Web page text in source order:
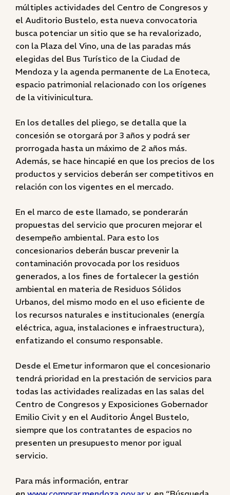
múltiples actividades del Centro de Congresos y
el Auditorio Bustelo, esta nueva convocatoria
busca potenciar un sitio que se ha revalorizado,
con la Plaza del Vino, una de las paradas más
elegidas del Bus Turístico de la Ciudad de
Mendoza y la agenda permanente de La Enoteca,
espacio patrimonial relacionado con los orígenes
de la vitivinicultura.
En los detalles del pliego, se detalla que la
concesión se otorgará por 3 años y podrá ser
prorrogada hasta un máximo de 2 años más.
Además, se hace hincapié en que los precios de los
productos y servicios deberán ser competitivos en
relación con los vigentes en el mercado.
En el marco de este llamado, se ponderarán
propuestas del servicio que procuren mejorar el
desempeño ambiental. Para esto los
concesionarios deberán buscar prevenir la
contaminación provocada por los residuos
generados, a los fines de fortalecer la gestión
ambiental en materia de Residuos Sólidos
Urbanos, del mismo modo en el uso eficiente de
los recursos naturales e institucionales (energía
eléctrica, agua, instalaciones e infraestructura),
enfatizando el consumo responsable.
Desde el Emetur informaron que el concesionario
tendrá prioridad en la prestación de servicios para
todas las actividades realizadas en las salas del
Centro de Congresos y Exposiciones Gobernador
Emilio Civit y en el Auditorio Ángel Bustelo,
siempre que los contratantes de espacios no
presenten un presupuesto menor por igual
servicio.
Para más información, entrar